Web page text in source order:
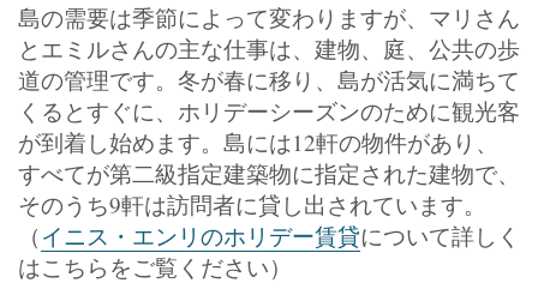
島の需要は季節によって変わりますが、マリさん
とエミルさんの主な仕事は、建物、庭、公共の歩
道の管理です。冬が春に移り、島が活気に満ちて
くるとすぐに、ホリデーシーズンのために観光客
が到着し始めます。島には12軒の物件があり、
すべてが第二級指定建築物に指定された建物で、
そのうち9軒は訪問者に貸し出されています。
（イニス・エンリのホリデー賃貸について詳しく
はこちらをご覧ください）